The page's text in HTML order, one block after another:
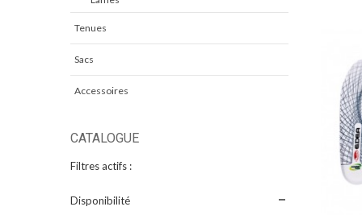
Tenues
Sacs
Accessoires
CATALOGUE
Filtres actifs :
Disponibilité